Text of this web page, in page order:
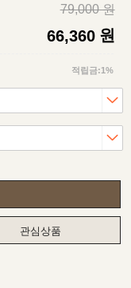
79,000 원
66,360 원
적립금:1%
관심상품